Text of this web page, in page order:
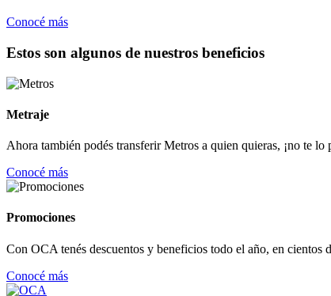
Conocé más
Estos son algunos de nuestros beneficios
Metraje
Ahora también podés transferir Metros a quien quieras, ¡no te
Conocé más
Promociones
Con OCA tenés descuentos y beneficios todo el año, en cientos
Conocé más